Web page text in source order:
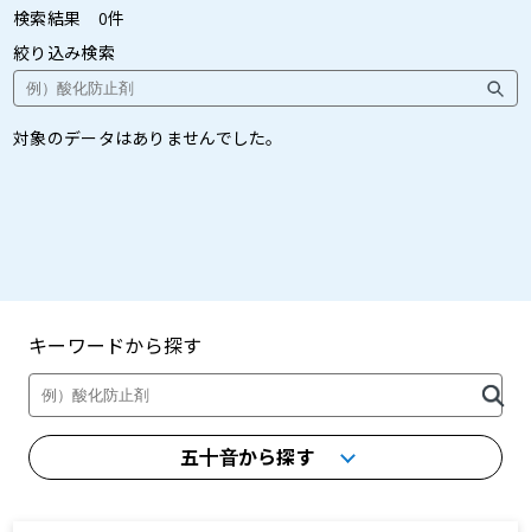
防衛 防犯
補修材
検索結果 0件
絞り込み検索
対象のデータはありませんでした。
キーワードから探す
五十音から探す